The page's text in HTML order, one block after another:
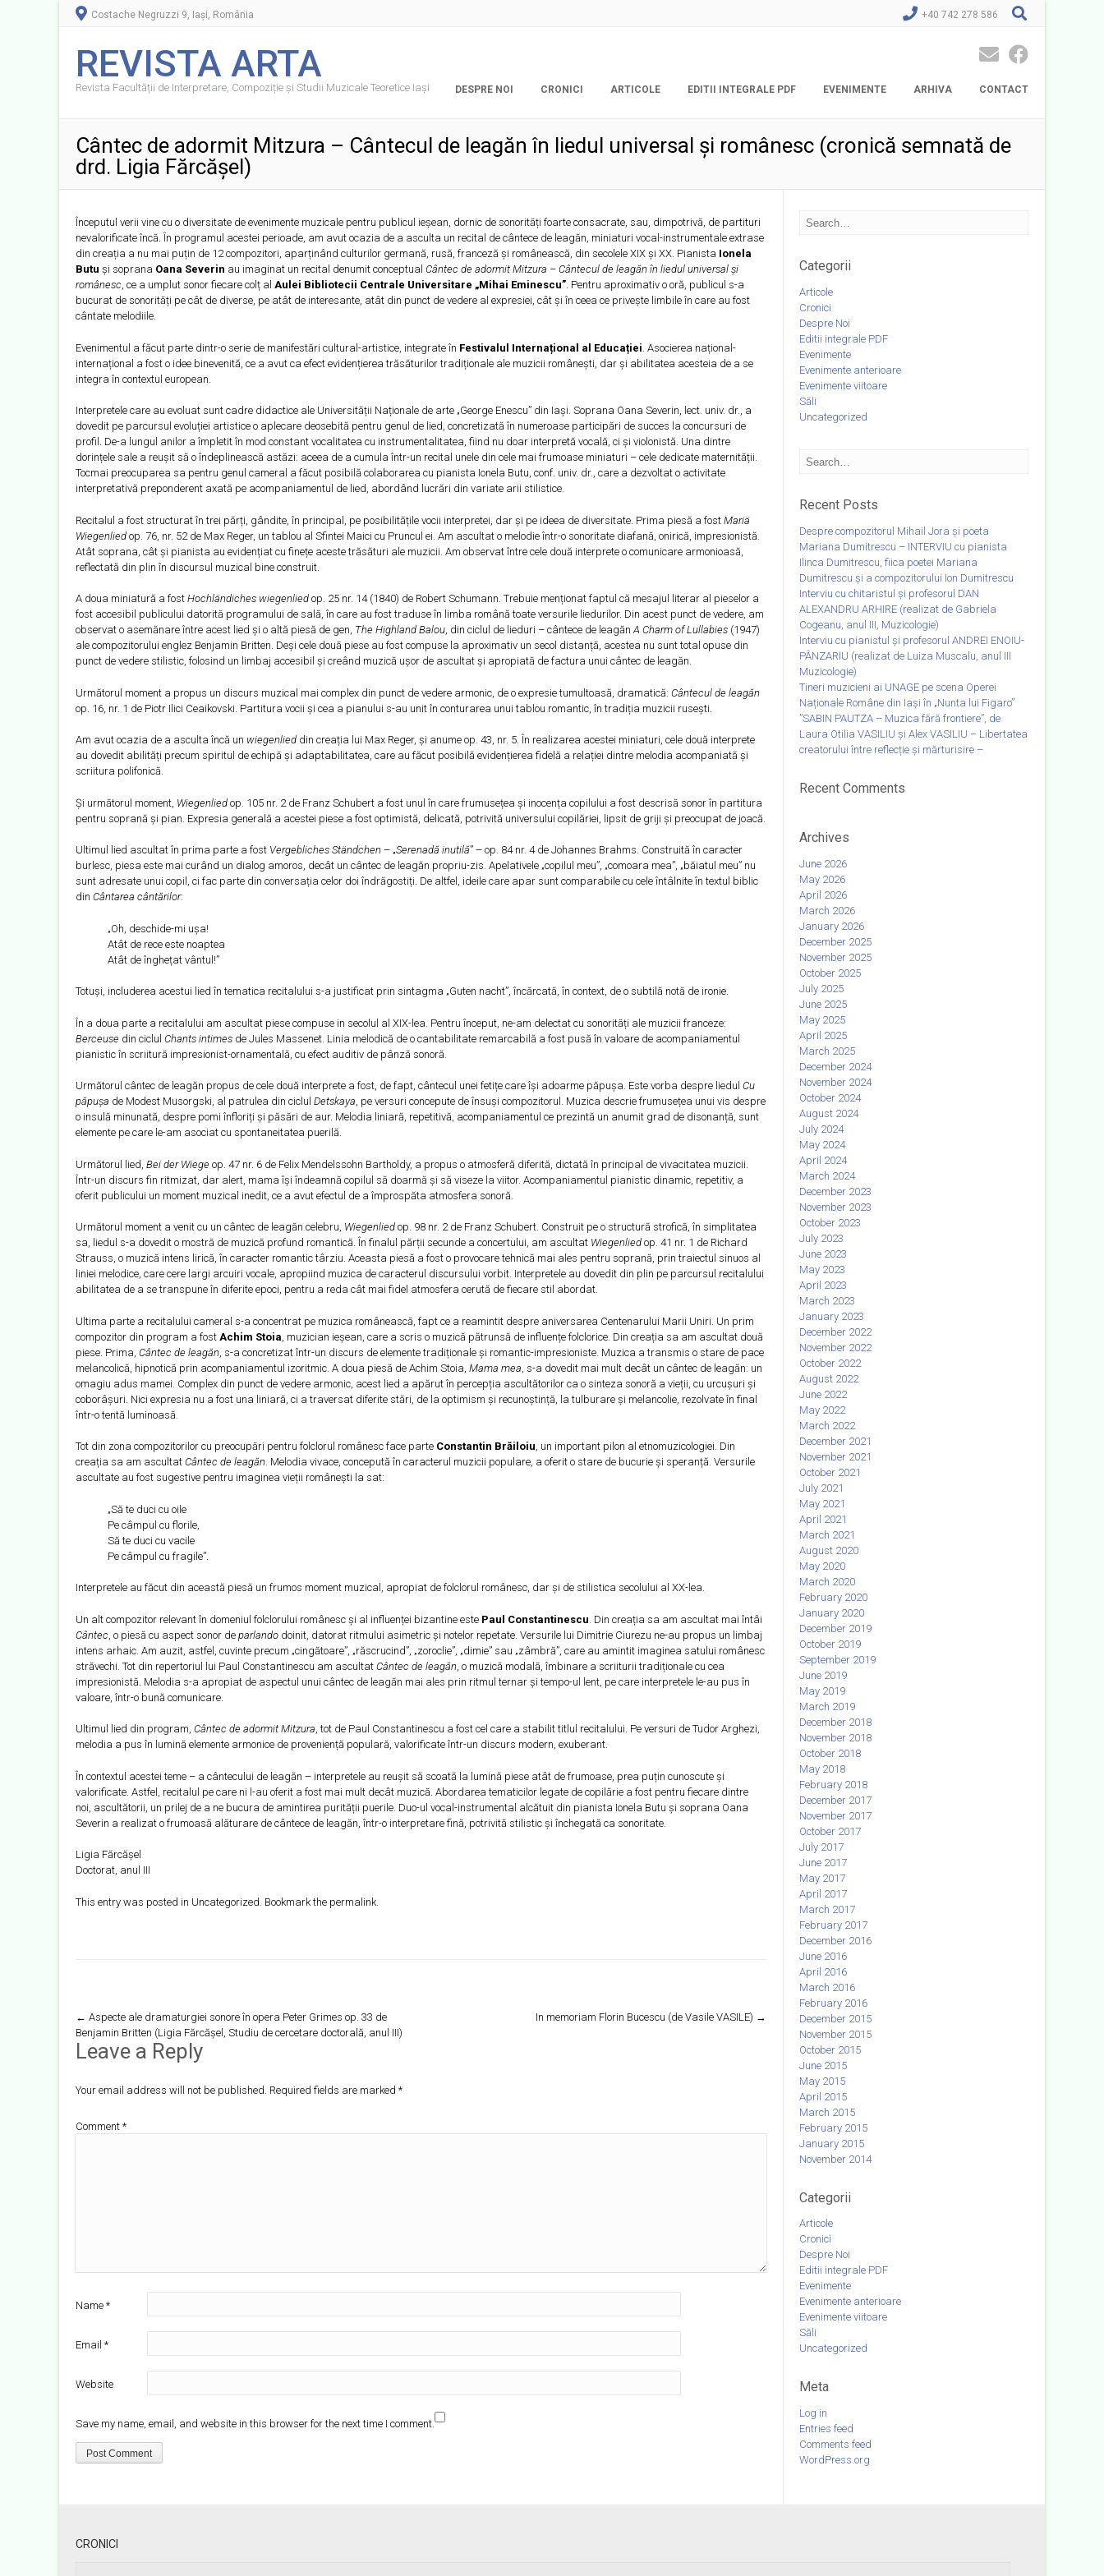
Costache Negruzzi 9, Iași, România +40 742 278 586
REVISTA ARTA
Revista Facultății de Interpretare, Compoziție și Studii Muzicale Teoretice Iași DESPRE NOI CRONICI ARTICOLE EDITII INTEGRALE PDF EVENIMENTE ARHIVA CONTACT
Cântec de adormit Mitzura – Cântecul de leagăn în liedul universal și românesc (cronică semnată de
drd. Ligia Fărcășel)
Începutul verii vine cu o diversitate de evenimente muzicale pentru publicul ieșean, dornic de sonorități foarte consacrate, sau, dimpotrivă, de partituri
nevalorificate încă. În programul acestei perioade, am avut ocazia de a asculta un recital de cântece de leagăn, miniaturi vocal-instrumentale extrase
din creația a nu mai puțin de 12 compozitori, aparținând culturilor germană, rusă, franceză și românească, din secolele XIX și XX. Pianista Ionela
Butu și soprana Oana Severin au imaginat un recital denumit conceptual Cântec de adormit Mitzura – Cântecul de leagăn în liedul universal și
românesc, ce a umplut sonor fiecare colț al Aulei Bibliotecii Centrale Universitare „Mihai Eminescu”. Pentru aproximativ o oră, publicul s-a
bucurat de sonorități pe cât de diverse, pe atât de interesante, atât din punct de vedere al expresiei, cât și în ceea ce privește limbile în care au fost
cântate melodiile.
Evenimentul a făcut parte dintr-o serie de manifestări cultural-artistice, integrate în Festivalul Internațional al Educației . Asocierea național-
internațional a fost o idee binevenită, ce a avut ca efect evidențierea trăsăturilor tradiționale ale muzicii românești, dar și abilitatea acesteia de a se
integra în contextul european.
Interpretele care au evoluat sunt cadre didactice ale Universității Naționale de arte „George Enescu” din Iași. Soprana Oana Severin, lect. univ. dr., a
dovedit pe parcursul evoluției artistice o aplecare deosebită pentru genul de lied, concretizată în numeroase participări de succes la concursuri de
profil. De-a lungul anilor a împletit în mod constant vocalitatea cu instrumentalitatea, fiind nu doar interpretă vocală, ci și violonistă. Una dintre
dorințele sale a reușit să o îndeplinească astăzi: aceea de a cumula într-un recital unele din cele mai frumoase miniaturi – cele dedicate maternității.
Tocmai preocuparea sa pentru genul cameral a făcut posibilă colaborarea cu pianista Ionela Butu, conf. univ. dr., care a dezvoltat o activitate
interpretativă preponderent axată pe acompaniamentul de lied, abordând lucrări din variate arii stilistice.
Recitalul a fost structurat în trei părți, gândite, în principal, pe posibilitățile vocii interpretei, dar și pe ideea de diversitate. Prima piesă a fost Mariä
Wiegenlied op. 76, nr. 52 de Max Reger, un tablou al Sfintei Maici cu Pruncul ei. Am ascultat o melodie într-o sonoritate diafană, onirică, impresionistă.
Atât soprana, cât și pianista au evidențiat cu finețe aceste trăsături ale muzicii. Am observat între cele două interprete o comunicare armonioasă,
reflectată din plin în discursul muzical bine construit.
A doua miniatură a fost Hochländiches wiegenlied op. 25 nr. 14 (1840) de Robert Schumann. Trebuie menționat faptul că mesajul literar al pieselor a
fost accesibil publicului datorită programului de sală, în care au fost traduse în limba română toate versurile liedurilor. Din acest punct de vedere, am
observat o asemănare între acest lied și o altă piesă de gen, The Highland Balou, din ciclul de lieduri – cântece de leagănA Charm of Lullabies (1947)
ale compozitorului englez Benjamin Britten. Deși cele două piese au fost compuse la aproximativ un secol distanță, acestea nu sunt total opuse din
punct de vedere stilistic, folosind un limbaj accesibil și creând muzică ușor de ascultat și apropiată de factura unui cântec de leagăn.
Următorul moment a propus un discurs muzical mai complex din punct de vedere armonic, de o expresie tumultoasă, dramatică: Cântecul de leagăn
op. 16, nr. 1 de Piotr Ilici Ceaikovski. Partitura vocii și cea a pianului s-au unit în conturarea unui tablou romantic, în tradiția muzicii rusești.
Am avut ocazia de a asculta încă un wiegenlied din creația lui Max Reger, și anume op. 43, nr. 5. În realizarea acestei miniaturi, cele două interprete
au dovedit abilități precum spiritul de echipă și adaptabilitatea, care au făcut posibilă evidențierea fidelă a relației dintre melodia acompaniată și
scriitura polifonică.
Și următorul moment, Wiegenlied op. 105 nr. 2 de Franz Schubert a fost unul în care frumusețea și inocența copilului a fost descrisă sonor în partitura
pentru soprană și pian. Expresia generală a acestei piese a fost optimistă, delicată, potrivită universului copilăriei, lipsit de griji și preocupat de joacă.
Ultimul lied ascultat în prima parte a fost Vergebliches Ständchen – „Serenadă inutilă” – op. 84 nr. 4 de Johannes Brahms. Construită în caracter
burlesc, piesa este mai curând un dialog amoros, decât un cântec de leagăn propriu-zis. Apelativele „copilul meu”, „comoara mea”, „băiatul meu” nu
sunt adresate unui copil, ci fac parte din conversația celor doi îndrăgostiți. De altfel, ideile care apar sunt comparabile cu cele întâlnite în textul biblic
din Cântarea cântărilor:
„Oh, deschide-mi ușa!
Atât de rece este noaptea
Atât de înghețat vântul!”
Totuși, includerea acestui lied în tematica recitalului s-a justificat prin sintagma „Guten nacht”, încărcată, în context, de o subtilă notă de ironie.
În a doua parte a recitalului am ascultat piese compuse in secolul al XIX-lea. Pentru început, ne-am delectat cu sonorități ale muzicii franceze:
Berceuse din ciclul Chants intimes de Jules Massenet. Linia melodică de o cantabilitate remarcabilă a fost pusă în valoare de acompaniamentul
pianistic în scriitură impresionist-ornamentală, cu efect auditiv de pânză sonoră.
Următorul cântec de leagăn propus de cele două interprete a fost, de fapt, cântecul unei fetițe care își adoarme păpușa. Este vorba despre liedul Cu
păpușa de Modest Musorgski, al patrulea din ciclul Detskaya, pe versuri concepute de însuși compozitorul. Muzica descrie frumusețea unui vis despre
o insulă minunată, despre pomi înfloriți și păsări de aur. Melodia liniară, repetitivă, acompaniamentul ce prezintă un anumit grad de disonanță, sunt
elemente pe care le-am asociat cu spontaneitatea puerilă.
Următorul lied, Bei der Wiege op. 47 nr. 6 de Felix Mendelssohn Bartholdy, a propus o atmosferă diferită, dictată în principal de vivacitatea muzicii.
Într-un discurs fin ritmizat, dar alert, mama își îndeamnă copilul să doarmă și să viseze la viitor. Acompaniamentul pianistic dinamic, repetitiv, a
oferit publicului un moment muzical inedit, ce a avut efectul de a împrospăta atmosfera sonoră.
Următorul moment a venit cu un cântec de leagăn celebru, Wiegenlied op. 98 nr. 2 de Franz Schubert. Construit pe o structură strofică, în simplitatea
sa, liedul s-a dovedit o mostră de muzică profund romantică. În finalul părții secunde a concertului, am ascultat Wiegenlied op. 41 nr. 1 de Richard
Strauss, o muzică intens lirică, în caracter romantic târziu. Aceasta piesă a fost o provocare tehnică mai ales pentru soprană, prin traiectul sinuos al
liniei melodice, care cere largi arcuiri vocale, apropiind muzica de caracterul discursului vorbit. Interpretele au dovedit din plin pe parcursul recitalului
abilitatea de a se transpune în diferite epoci, pentru a reda cât mai fidel atmosfera cerută de fiecare stil abordat.
Ultima parte a recitalului cameral s-a concentrat pe muzica românească, fapt ce a reamintit despre aniversarea Centenarului Marii Uniri. Un prim
compozitor din program a fost Achim Stoia , muzician ieșean, care a scris o muzică pătrunsă de influențe folclorice. Din creația sa am ascultat două
piese. Prima, Cântec de leagăn , s-a concretizat într-un discurs de elemente tradiționale și romantic-impresioniste. Muzica a transmis o stare de pace
melancolică, hipnotică prin acompaniamentul izoritmic. A doua piesă de Achim Stoia, Mama mea , s-a dovedit mai mult decât un cântec de leagăn: un
omagiu adus mamei. Complex din punct de vedere armonic, acest lied a apărut în percepția ascultătorilor ca o sinteza sonoră a vieții, cu urcușuri și
coborâșuri. Nici expresia nu a fost una liniară, ci a traversat diferite stări, de la optimism și recunoștință, la tulburare și melancolie, rezolvate în final
într-o tentă luminoasă.
Tot din zona compozitorilor cu preocupări pentru folclorul românesc face parte Constantin Brăiloiu, un important pilon al etnomuzicologiei. Din
creația sa am ascultat Cântec de leagăn. Melodia vivace, concepută în caracterul muzicii populare, a oferit o stare de bucurie și speranță. Versurile
ascultate au fost sugestive pentru imaginea vieții românești la sat:
„Să te duci cu oile
Pe câmpul cu florile,
Să te duci cu vacile
Pe câmpul cu fragile”.
Interpretele au făcut din această piesă un frumos moment muzical, apropiat de folclorul românesc, dar și de stilistica secolului al XX-lea.
Un alt compozitor relevant în domeniul folclorului românesc și al influenței bizantine este Paul Constantinescu . Din creația sa am ascultat mai întâi
Cântec , o piesă cu aspect sonor de parlando doinit, datorat ritmului asimetric și notelor repetate. Versurile lui Dimitrie Ciurezu ne-au propus un limbaj
intens arhaic. Am auzit, astfel, cuvinte precum „cingătoare”, „răscrucind”, „zoroclie”, „dimie” sau „zâmbră”, care au amintit imaginea satului românesc
străvechi. Tot din repertoriul lui Paul Constantinescu am ascultat Cântec de leagăn , o muzică modală, îmbinare a scriiturii tradiționale cu cea
impresionistă. Melodia s-a apropiat de aspectul unui cântec de leagăn mai ales prin ritmul ternar și tempo-ul lent, pe care interpretele le-au pus în
valoare, într-o bună comunicare.
Ultimul lied din program, Cântec de adormit Mitzura, tot de Paul Constantinescu a fost cel care a stabilit titlul recitalului. Pe versuri de Tudor Arghezi,
melodia a pus în lumină elemente armonice de proveniență populară, valorificate într-un discurs modern, exuberant.
În contextul acestei teme – a cântecului de leagăn – interpretele au reușit să scoată la lumină piese atât de frumoase, prea puțin cunoscute și
valorificate. Astfel, recitalul pe care ni l-au oferit a fost mai mult decât muzică. Abordarea tematicilor legate de copilărie a fost pentru fiecare dintre
noi, ascultătorii, un prilej de a ne bucura de amintirea purității puerile. Duo-ul vocal-instrumental alcătuit din pianista Ionela Butu și soprana Oana
Severin a realizat o frumoasă alăturare de cântece de leagăn, într-o interpretare fină, potrivită stilistic și închegată ca sonoritate.
Ligia Fărcășel
Doctorat, anul III
This entry was posted in Uncategorized . Bookmark the permalink
Post
navigation
← Aspecte ale dramaturgiei sonore în opera Peter Grimes op. 33 de
Benjamin Britten (Ligia Fărcășel, Studiu de cercetare doctorală, anul III)
In memoriam Florin Bucescu (de Vasile VASILE) →
Leave a Reply
Your email address will not be published. Required fields are marked *
Comment *
Name *
Email *
Website
Save my name, email, and website in this browser for the next time I comment.
Categorii
Articole
Cronici
Despre Noi
Editii integrale PDF
Evenimente
Evenimente anterioare
Evenimente viitoare
Săli
Uncategorized
Recent Posts
Despre compozitorul Mihail Jora și poeta
Mariana Dumitrescu – INTERVIU cu pianista
Ilinca Dumitrescu, fiica poetei Mariana
Dumitrescu și a compozitorului Ion Dumitrescu
Interviu cu chitaristul și profesorul DAN
ALEXANDRU ARHIRE (realizat de Gabriela
Cogeanu, anul III, Muzicologie)
Interviu cu pianistul și profesorul ANDREI ENOIU-
PÂNZARIU (realizat de Luiza Muscalu, anul III
Muzicologie)
Tineri muzicieni ai UNAGE pe scena Operei
Naționale Române din Iași în „Nunta lui Figaro”
”SABIN PAUTZA – Muzica fără frontiere”, de
Laura Otilia VASILIU și Alex VASILIU – Libertatea
creatorului între reflecție și mărturisire –
Recent Comments
Archives
June 2026
May 2026
April 2026
March 2026
January 2026
December 2025
November 2025
October 2025
July 2025
June 2025
May 2025
April 2025
March 2025
December 2024
November 2024
October 2024
August 2024
July 2024
May 2024
April 2024
March 2024
December 2023
November 2023
October 2023
July 2023
June 2023
May 2023
April 2023
March 2023
January 2023
December 2022
November 2022
October 2022
August 2022
June 2022
May 2022
March 2022
December 2021
November 2021
October 2021
July 2021
May 2021
April 2021
March 2021
August 2020
May 2020
March 2020
February 2020
January 2020
December 2019
October 2019
September 2019
June 2019
May 2019
March 2019
December 2018
November 2018
October 2018
May 2018
February 2018
December 2017
November 2017
October 2017
July 2017
June 2017
May 2017
April 2017
March 2017
February 2017
December 2016
June 2016
April 2016
March 2016
February 2016
December 2015
November 2015
October 2015
June 2015
May 2015
April 2015
March 2015
February 2015
January 2015
November 2014
Categorii
Articole
Cronici
Despre Noi
Editii integrale PDF
Evenimente
Evenimente anterioare
Evenimente viitoare
Săli
Uncategorized
Meta
Log in
Entries feed
Comments feed
WordPress.org
CRONICI